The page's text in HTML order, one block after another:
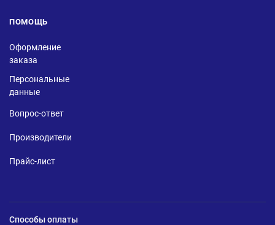
ПОМОЩЬ
Оформление
заказа
Персональные
данные
Вопрос-ответ
Производители
Прайс-лист
Способы оплаты